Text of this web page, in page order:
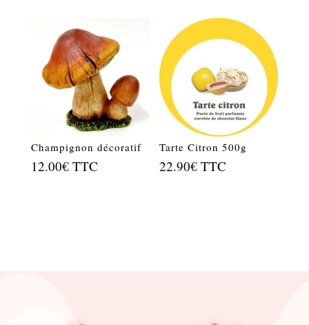
Champignon décoratif
12.00€ TTC
Tarte Citron 500g
22.90€ TTC